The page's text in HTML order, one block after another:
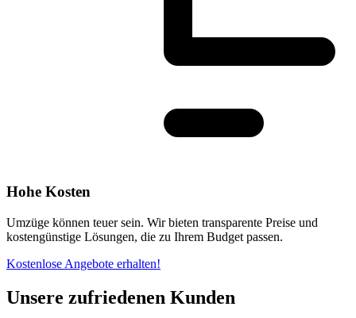
Hohe Kosten
Umzüge können teuer sein. Wir bieten transparente Preise und
kostengünstige Lösungen, die zu Ihrem Budget passen.
Kostenlose Angebote erhalten!
Unsere zufriedenen Kunden